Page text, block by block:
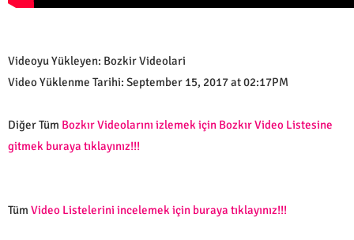
Videoyu Yükleyen: Bozkir Videolari
Video Yüklenme Tarihi: September 15, 2017 at 02:17PM
Diğer Tüm Bozkır Videolarını izlemek için Bozkır Video Listesine
gitmek buraya tıklayınız!!!
Tüm Video Listelerini incelemek için buraya tıklayınız!!!